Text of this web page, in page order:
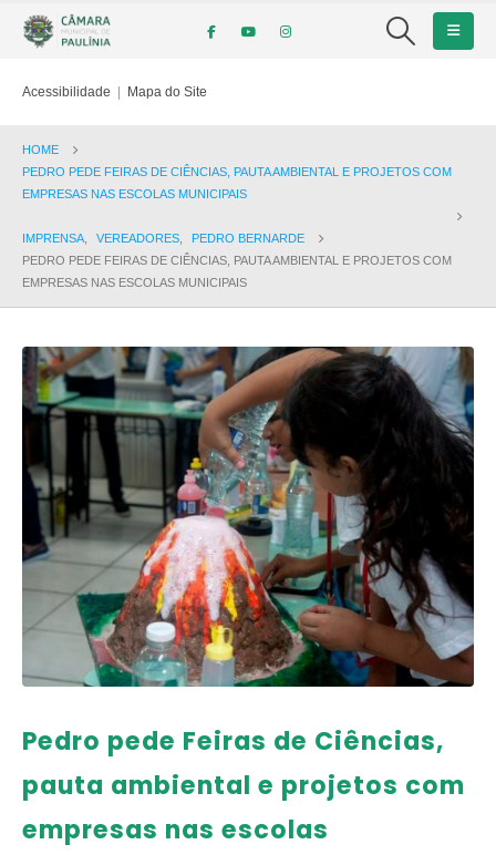
Acessibilidade | Mapa do Site
HOME
PEDRO PEDE FEIRAS DE CIÊNCIAS, PAUTA AMBIENTAL E PROJETOS COM
EMPRESAS NAS ESCOLAS MUNICIPAIS
IMPRENSA VEREADORES
PEDRO BERNARDE
PEDRO PEDE FEIRAS DE CIÊNCIAS, PAUTA AMBIENTAL E PROJETOS COM
EMPRESAS NAS ESCOLAS MUNICIPAIS
Pedro pede Feiras de Ciências,
pauta ambiental e projetos com
empresas nas escolas